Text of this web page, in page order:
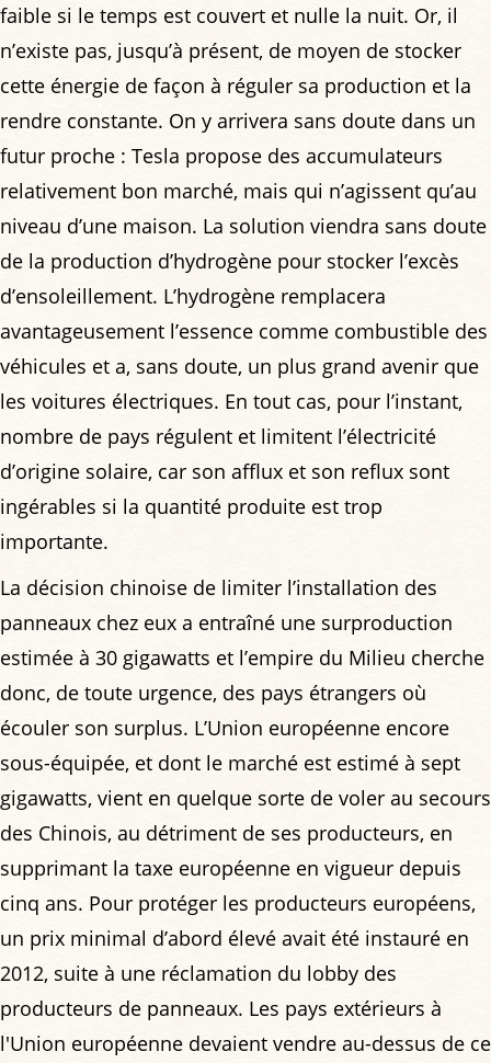
faible si le temps est couvert et nulle la nuit. Or, il
n’existe pas, jusqu’à présent, de moyen de stocker
cette énergie de façon à réguler sa production et la
rendre constante. On y arrivera sans doute dans un
futur proche : Tesla propose des accumulateurs
relativement bon marché, mais qui n’agissent qu’au
niveau d’une maison. La solution viendra sans doute
de la production d’hydrogène pour stocker l’excès
d’ensoleillement. L’hydrogène remplacera
avantageusement l’essence comme combustible des
véhicules et a, sans doute, un plus grand avenir que
les voitures électriques. En tout cas, pour l’instant,
nombre de pays régulent et limitent l’électricité
d’origine solaire, car son afflux et son reflux sont
ingérables si la quantité produite est trop
importante.
La décision chinoise de limiter l’installation des
panneaux chez eux a entraîné une surproduction
estimée à 30 gigawatts et l’empire du Milieu cherche
donc, de toute urgence, des pays étrangers où
écouler son surplus. L’Union européenne encore
sous-équipée, et dont le marché est estimé à sept
gigawatts, vient en quelque sorte de voler au secours
des Chinois, au détriment de ses producteurs, en
supprimant la taxe européenne en vigueur depuis
cinq ans. Pour protéger les producteurs européens,
un prix minimal d’abord élevé avait été instauré en
2012, suite à une réclamation du lobby des
producteurs de panneaux. Les pays extérieurs à
l'Union européenne devaient vendre au-dessus de ce